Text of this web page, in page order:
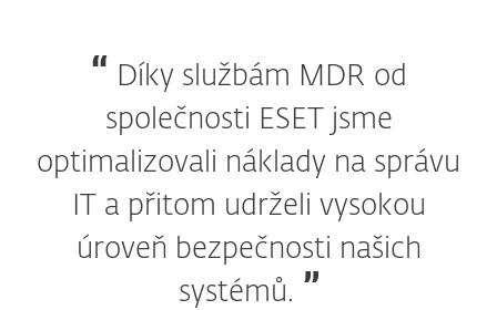
Díky službám MDR od
společnosti ESET jsme
optimalizovali náklady na správu
IT a přitom udrželi vysokou
úroveň bezpečnosti našich
systémů.